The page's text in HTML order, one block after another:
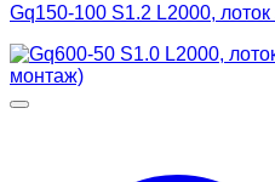
Gq150-100 S1.2 L2000,